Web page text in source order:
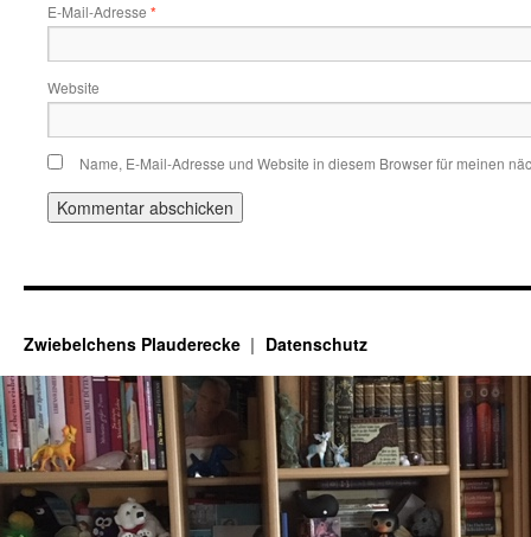
E-Mail-Adresse *
Website
Name, E-Mail-Adresse und Website in diesem Browser für meinen
Zwiebelchens Plauderecke Datenschutz